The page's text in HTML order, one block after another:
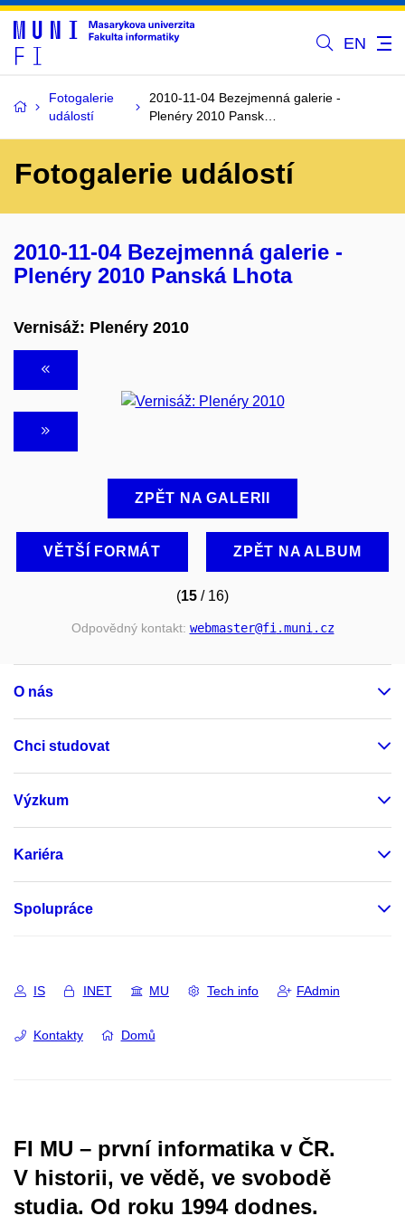
EN
Fotogalerie
událostí
2010-11-04 Bezejmenná galerie -
Plenéry 2010 Pansk…
Fotogalerie událostí
2010-11-04 Bezejmenná galerie -
Plenéry 2010 Panská Lhota
Vernisáž: Plenéry 2010
ZPĚT NA GALERII
VĚTŠÍ FORMÁT ZPĚT NA ALBUM
(15 / 16)
Odpovědný kontakt: webmaster@fi.muni.cz
O nás
Chci studovat
Výzkum
Kariéra
Spolupráce
IS INET MU Tech info FAdmin
Kontakty Domů
FI MU – první informatika v ČR.
V historii, ve vědě, ve svobodě
studia. Od roku 1994 dodnes.